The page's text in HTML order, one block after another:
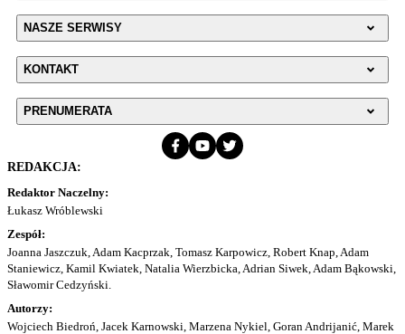
NASZE SERWISY
KONTAKT
PRENUMERATA
REDAKCJA:
Redaktor Naczelny:
Łukasz Wróblewski
Zespół:
Joanna Jaszczuk, Adam Kacprzak, Tomasz Karpowicz, Robert Knap, Adam
Staniewicz, Kamil Kwiatek, Natalia Wierzbicka, Adrian Siwek, Adam Bąkowski,
Sławomir Cedzyński.
Autorzy:
Wojciech Biedroń, Jacek Karnowski, Marzena Nykiel, Goran Andrijanić, Marek